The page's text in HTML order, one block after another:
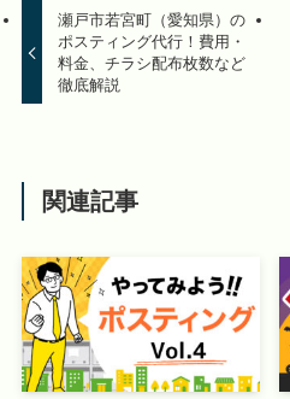
瀬戸市若宮町（愛知県）の
ポスティング代行！費用・
料金、チラシ配布枚数など
徹底解説
関連記事